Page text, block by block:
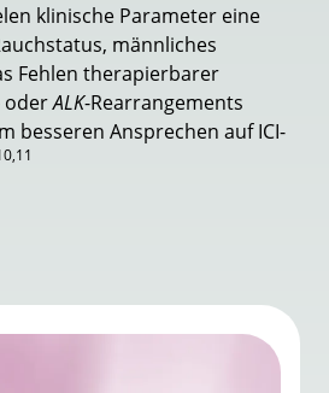
klinische Parameter eine
männliches
Fehlen therapierbarer
oderALK-Rearrangements
besseren Ansprechen auf ICI-